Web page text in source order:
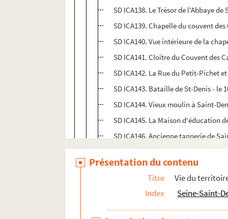
SD ICA138. Le Trésor de l'Abbaye
SD ICA139. Chapelle du couvent
SD ICA140. Vue intérieure de la
SD ICA141. Cloître du Couvent des
SD ICA142. La Rue du Petit-Pichet
SD ICA143. Bataille de St-Denis - le
SD ICA144. Vieux moulin à Saint-
SD ICA145. La Maison d'éducation
SD ICA146. Ancienne tannerie de
SD ICA147. L'ancien pont
SD ICA148. Porte d'entrée de
SD ICA149. Un ancien moulin à
SD ICA150. Une des anciennes
Présentation du contenu
Titre
Vie du
Index
Seine-Saint-